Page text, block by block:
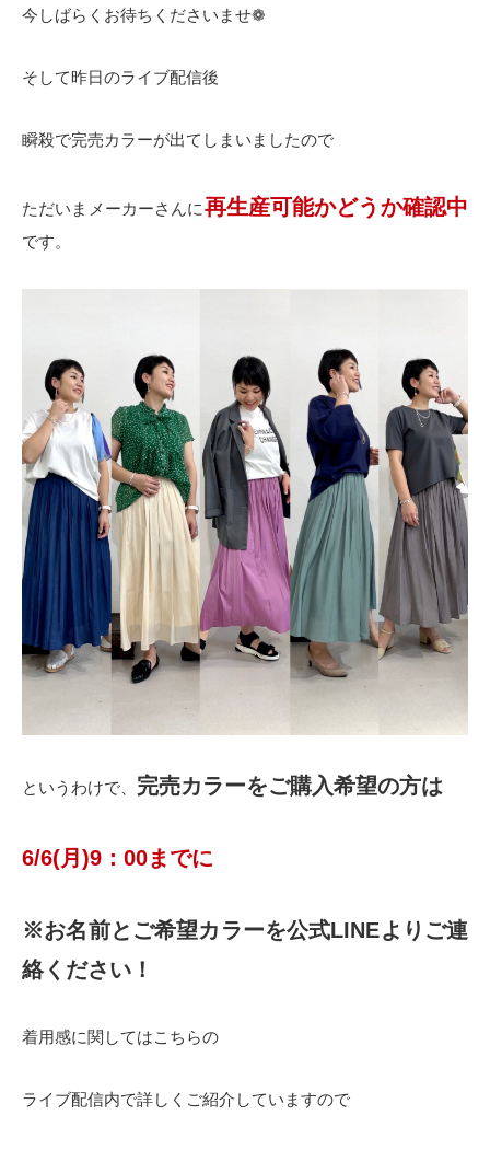
今しばらくお待ちくださいませ❁
そして昨日のライブ配信後
瞬殺で完売カラーが出てしまいましたので
ただいまメーカーさんに再生産可能かどうか確認中
です。
というわけで、 完売カラーをご購入希望の方は
6/6(月)9：00までに
※お名前とご希望カラーを公式LINEよりご連
絡ください！
着用感に関してはこちらの
ライブ配信内で詳しくご紹介していますので